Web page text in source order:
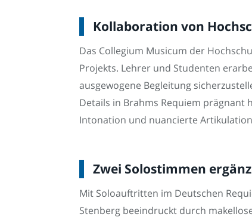
Kollaboration von
Das Collegium Musicum der
Projekts. Lehrer und Studenten
ausgewogene Begleitung
Details in Brahms Requiem prägnant
Intonation und nuancierte
Zwei Solostimmen
Mit Soloauftritten im Deutschen
Stenberg beeindruckt durch